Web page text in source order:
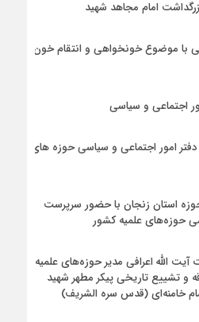
امام مجاهد شهید
با موضوع خونخواهی و انتقام خون
اجتماعی و سیاسی
امور اجتماعی و سیاسی حوزه های
استان زنجان با حضور سرپرست
حوزه‌های علمیه کشور
الله اعرافی مدیر حوزه‌های علمیه
و تشییع تاریخی پیکر مطهر شهید
خامنه‌ای (قدس سره الشریف)